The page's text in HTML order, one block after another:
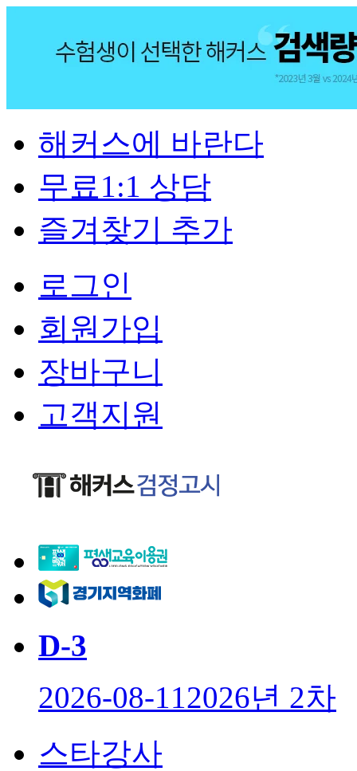
해커스에 바란다
무료1:1 상담
즐겨찾기 추가
로그인
회원가입
장바구니
고객지원
D-3
2026-08-112026년 2차
스타강사